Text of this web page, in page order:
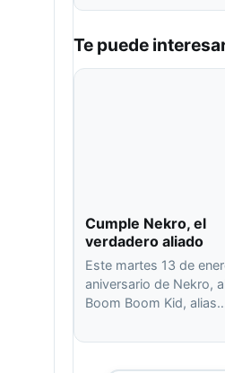
Te puede
Cumple Nekro, el
verdadero aliado
Este martes 13 de
aniversario de Nekro,
Boom Boom Kid,